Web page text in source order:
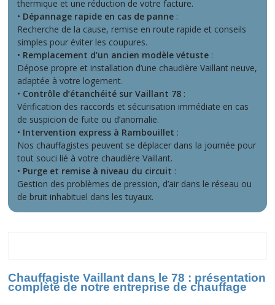
thermique et une réduction de votre facture.
• Dépannage rapide en cas de panne :
Recherche de la cause, remise en route rapide et conseils
simples pour éviter les coupures.
• Remplacement d’un ancien modèle vétuste :
Dépose propre et installation d’une chaudière Vaillant neuve,
adaptée à votre logement.
• Contrôle d’étanchéité sur Vaillant 78 :
Vérification des raccords et sécurisation immédiate en cas
de suspicion de fuite ou d’anomalie.
• Intervention express à Rambouillet :
Nos chauffagistes peuvent se déplacer dans la journée pour
tout souci lié à votre chaudière Vaillant.
• Purge et remise à niveau du circuit :
Gestion des problèmes de pression, d’air dans le réseau ou
de bruit inhabituel dans les tuyaux.
Chauffagiste Vaillant dans le 78 : présentation
complète de notre entreprise de chauffage